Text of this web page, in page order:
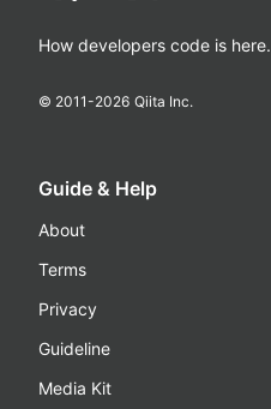
How developers code is here.
© 2011-2026 Qiita Inc.
Guide & Help
About
Terms
Privacy
Guideline
Media Kit